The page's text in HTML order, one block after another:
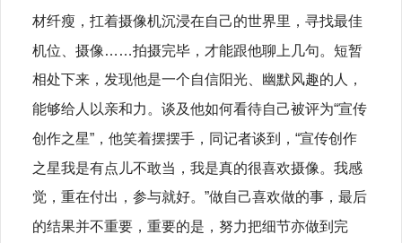
材纤瘦，扛着摄像机沉浸在自己的世界里，寻找最佳
机位、摄像……拍摄完毕，才能跟他聊上几句。短暂
相处下来，发现他是一个自信阳光、幽默风趣的人，
能够给人以亲和力。谈及他如何看待自己被评为“宣传
创作之星”，他笑着摆摆手，同记者谈到，“宣传创作
之星我是有点儿不敢当，我是真的很喜欢摄像。我感
觉，重在付出，参与就好。”做自己喜欢做的事，最后
的结果并不重要，重要的是，努力把细节亦做到完